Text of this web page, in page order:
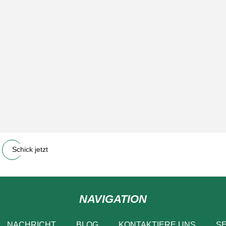
Schick jetzt
NAVIGATION